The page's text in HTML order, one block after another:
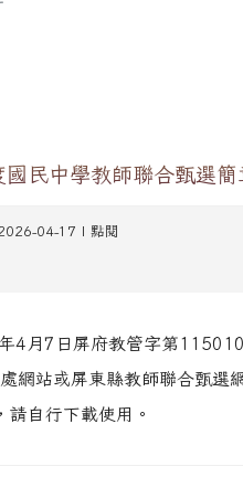
民中學教師聯合甄選簡
04-17 | 點閱
4月7日屏府教管字第
網站或屏東縣教師聯合甄
請自行下載使用。